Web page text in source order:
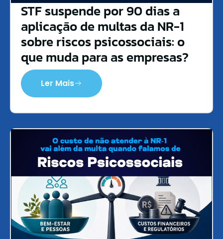
STF suspende por 90 dias a
aplicação de multas da NR-1
sobre riscos psicossociais: o
que muda para as empresas?
Ler Mais